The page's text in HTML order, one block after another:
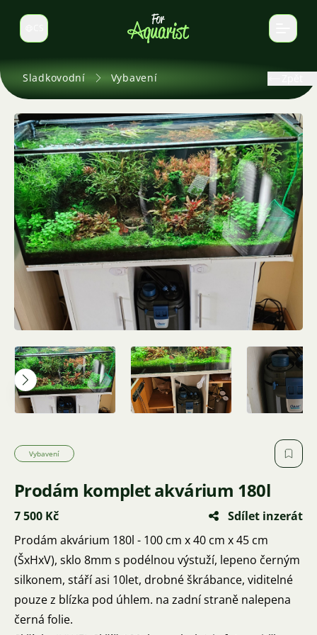
Select language
Sladkovodní Vybavení
Vybavení
Prodám komplet akvárium 180l
7 500 Kč
Sdílet inzerát
Prodám akvárium 180l - 100 cm x 40 cm x 45 cm
(ŠxHxV), sklo 8mm s podélnou výstuží, lepeno černým
silkonem, stáří asi 10let, drobné škrábance, viditelné
pouze z blízka pod úhlem. na zadní straně nalepena
černá folie.